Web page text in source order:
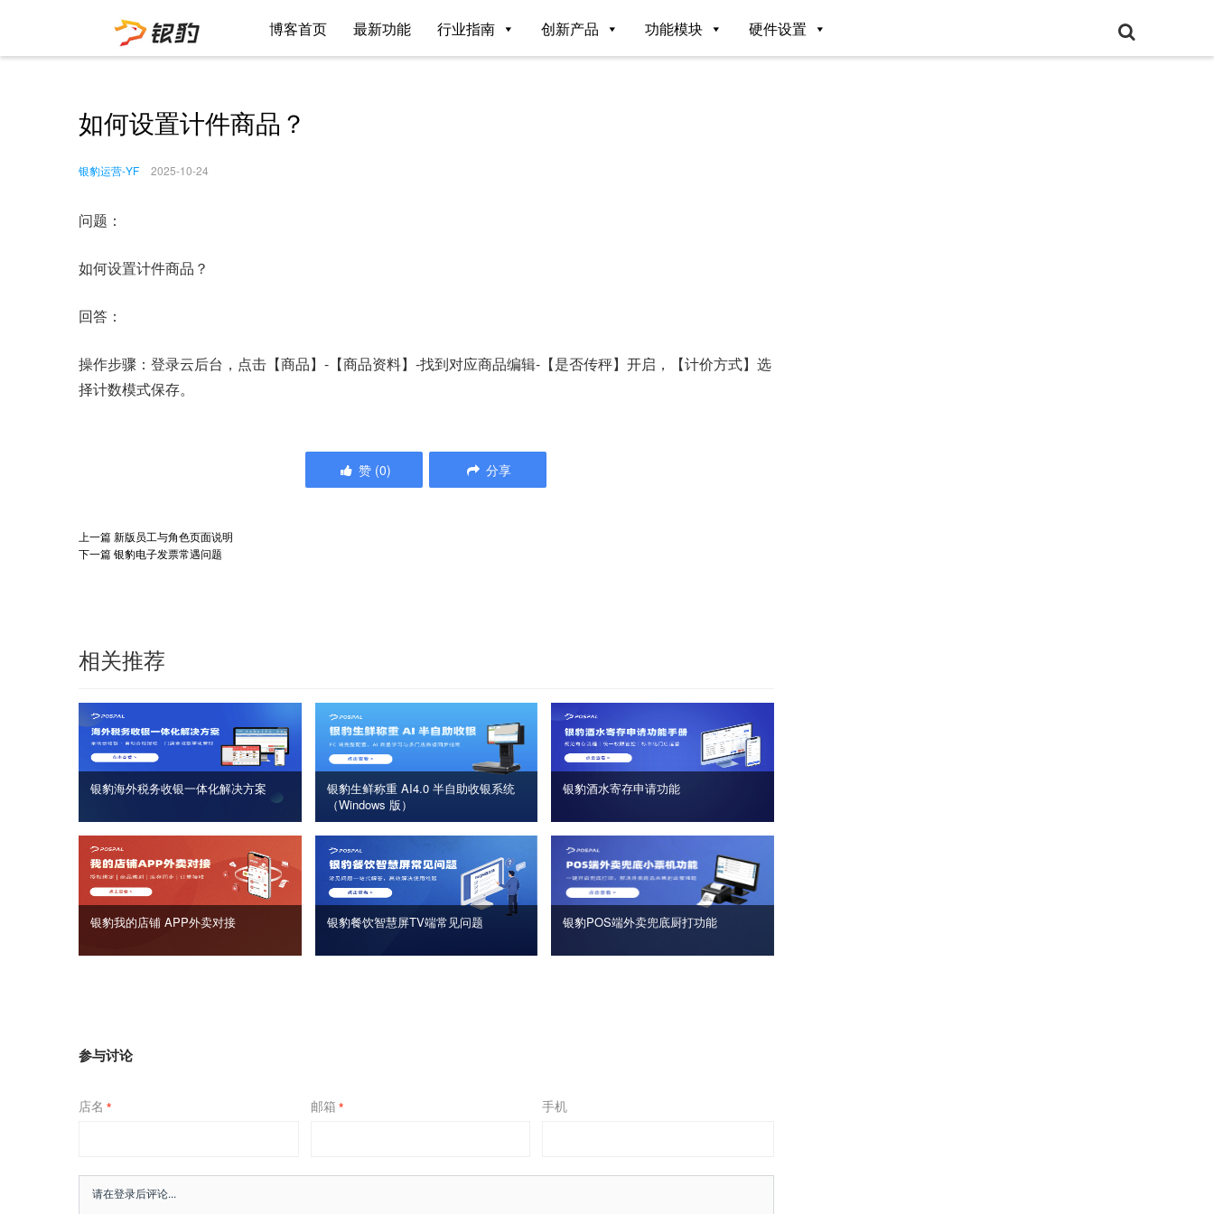
博客首页 最新功能 行业指南 创新产品 功能模块 硬件设置
如何设置计件商品？
银豹运营-YF 2025-10-24
问题：
如何设置计件商品？
回答：
操作步骤：登录云后台，点击【商品】-【商品资料】-找到对应商品编辑-【是否传秤】开启，【计价方式】选
择计数模式保存。
赞 (0) 分享
上一篇新版员工与角色页面说明
下一篇银豹电子发票常遇问题
相关推荐
银豹海外税务收银一体化解决方案
银豹生鲜称重 AI4.0 半自助收银系统
（Windows 版）
银豹酒水寄存申请功能
银豹我的店铺 APP外卖对接 银豹餐饮智慧屏TV端常见问题 银豹POS端外卖兜底厨打功能
参与讨论
店名 * 邮箱 * 手机